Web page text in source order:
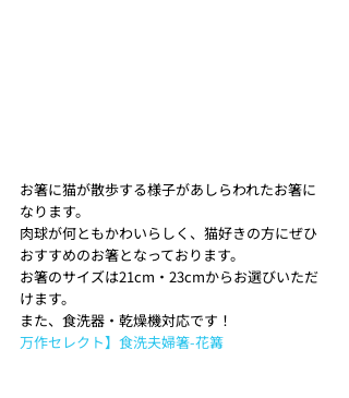
お箸に猫が散歩する様子があしらわれたお箸に
なります。
肉球が何ともかわいらしく、猫好きの方にぜひ
おすすめのお箸となっております。
お箸のサイズは21cm・23cmからお選びいただ
けます。
また、食洗器・乾燥機対応です！
万作セレクト】食洗夫婦箸-花篝